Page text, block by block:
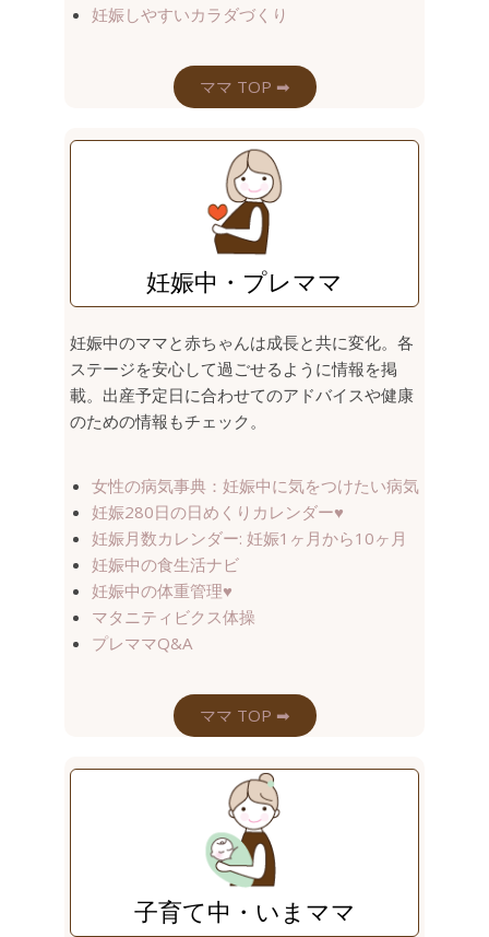
妊娠しやすいカラダづくり
ママ TOP ➡︎
妊娠中・プレママ
妊娠中のママと赤ちゃんは成長と共に変化。各
ステージを安心して過ごせるように情報を掲
載。出産予定日に合わせてのアドバイスや健康
のための情報もチェック。
女性の病気事典：妊娠中に気をつけたい病気
妊娠280日の日めくりカレンダー♥
妊娠月数カレンダー: 妊娠1ヶ月から10ヶ月
妊娠中の食生活ナビ
妊娠中の体重管理♥
マタニティビクス体操
プレママQ&A
ママ TOP ➡︎
子育て中・いまママ